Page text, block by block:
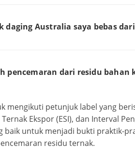
Australia saya bebas
pencemaran dari residu
mengikuti petunjuk label yang
Ekspor (ESI), dan Interval
baik untuk menjadi bukti praktik-
residu ternak.